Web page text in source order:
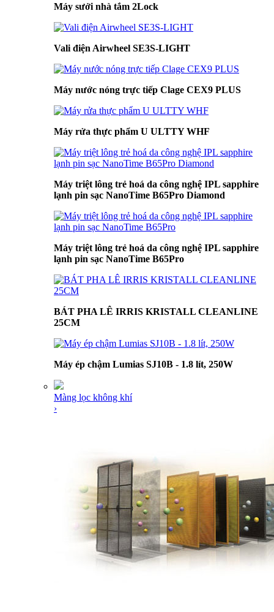
Máy sưởi nhà tắm 2Lock
Vali điện Airwheel SE3S-LIGHT
Máy nước nóng trực tiếp Clage CEX9 PLUS
Máy rửa thực phẩm U ULTTY WHF
Máy triệt lông trẻ hoá da công nghệ IPL sapphire
lạnh pin sạc NanoTime B65Pro Diamond
Máy triệt lông trẻ hoá da công nghệ IPL sapphire
lạnh pin sạc NanoTime B65Pro
BÁT PHA LÊ IRRIS KRISTALL CLEANLINE
25CM
Máy ép chậm Lumias SJ10B - 1.8 lít, 250W
Màng lọc không khí
›